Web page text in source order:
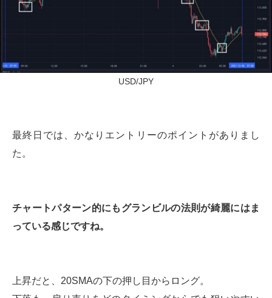
USD/JPY
最終日では、かなりエントリーのポイントがありまし
た。
チャートパターン的にもグランビルの法則が綺麗にはま
っている感じですね。
上昇だと、20SMAの下の押し目からロング。